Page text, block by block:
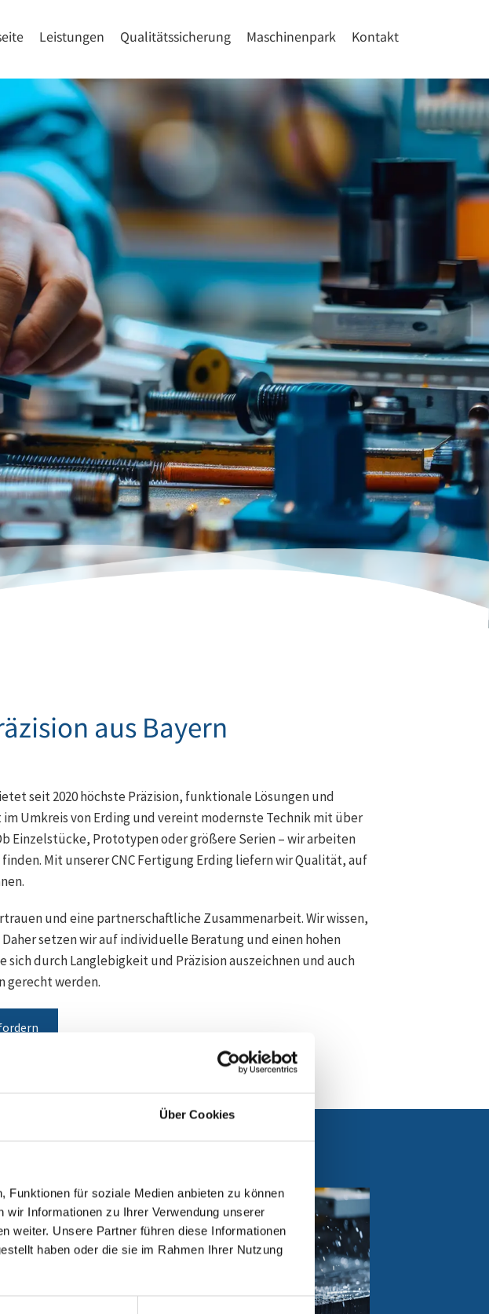
Über Cookies
Funktionen für soziale Medien anbieten zu können
Informationen zu Ihrer Verwendung unserer
weiter. Unsere Partner führen diese Informationen
haben oder die sie im Rahmen Ihrer Nutzung
Leistungen Qualitätssicherung Maschinenpark Kontakt
aus Bayern
seit 2020 höchste Präzision, funktionale Lösungen und
Umkreis von Erding und vereint modernste Technik mit über
Einzelstücke, Prototypen oder größere Serien – wir arbeiten
Mit unserer CNC Fertigung Erding liefern wir Qualität, auf
und eine partnerschaftliche Zusammenarbeit. Wir wissen,
setzen wir auf individuelle Beratung und einen hohen
durch Langlebigkeit und Präzision auszeichnen und auch
gerecht werden.